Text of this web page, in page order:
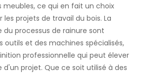
meubles, ce qui en fait un choix
projets de travail du bois. La
du processus de rainure sont
outils et des machines spécialisés,
professionnelle qui peut élever
projet. Que ce soit utilisé à des